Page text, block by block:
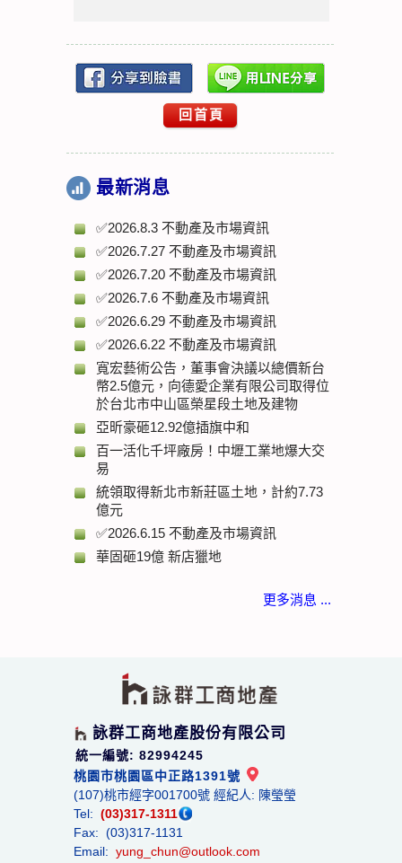
回首頁
最新消息
✅2026.8.3 不動產及市場資訊
✅2026.7.27 不動產及市場資訊
✅2026.7.20 不動產及市場資訊
✅2026.7.6 不動產及市場資訊
✅2026.6.29 不動產及市場資訊
✅2026.6.22 不動產及市場資訊
寬宏藝術公告，董事會決議以總價新台
幣2.5億元，向德愛企業有限公司取得位
於台北市中山區榮星段土地及建物
亞昕豪砸12.92億插旗中和
百一活化千坪廠房！中壢工業地爆大交
易
統領取得新北市新莊區土地，計約7.73
億元
✅2026.6.15 不動產及市場資訊
華固砸19億 新店獵地
更多消息 ...
詠群工商地產股份有限公司
統一編號: 82994245
桃園市桃園區中正路1391號
(107)桃市經字001700號 經紀人: 陳瑩瑩
Tel: (03)317-1311
Fax: (03)317-1131
Email: yung_chun@outlook.com